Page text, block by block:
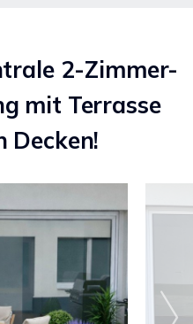
2-Zimmer-
mit Terrasse
Decken!